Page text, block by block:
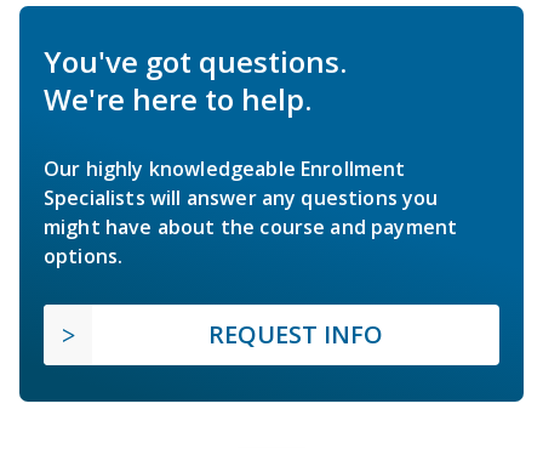
You've got questions.
We're here to help.
Our highly knowledgeable Enrollment
Specialists will answer any questions you
might have about the course and payment
options.
REQUEST INFO